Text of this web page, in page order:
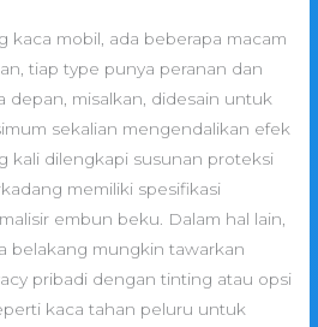
kaca mobil, ada beberapa macam
tiap type punya peranan dan
depan, misalkan, didesain untuk
sekalian mengendalikan efek
kali dilengkapi susunan proteksi
memiliki spesifikasi
embun beku. Dalam hal lain,
belakang mungkin tawarkan
pribadi dengan tinting atau opsi
kaca tahan peluru untuk